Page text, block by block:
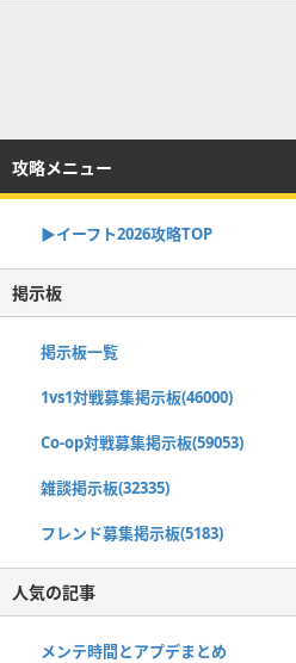
攻略メニュー
▶イーフト2026攻略TOP
掲示板
掲示板一覧
1vs1対戦募集掲示板(46000)
Co-op対戦募集掲示板(59053)
雑談掲示板(32335)
フレンド募集掲示板(5183)
人気の記事
メンテ時間とアプデまとめ